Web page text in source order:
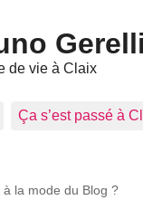
de vie à Claix
Ça s’est passé à
à la mode du Blog ?